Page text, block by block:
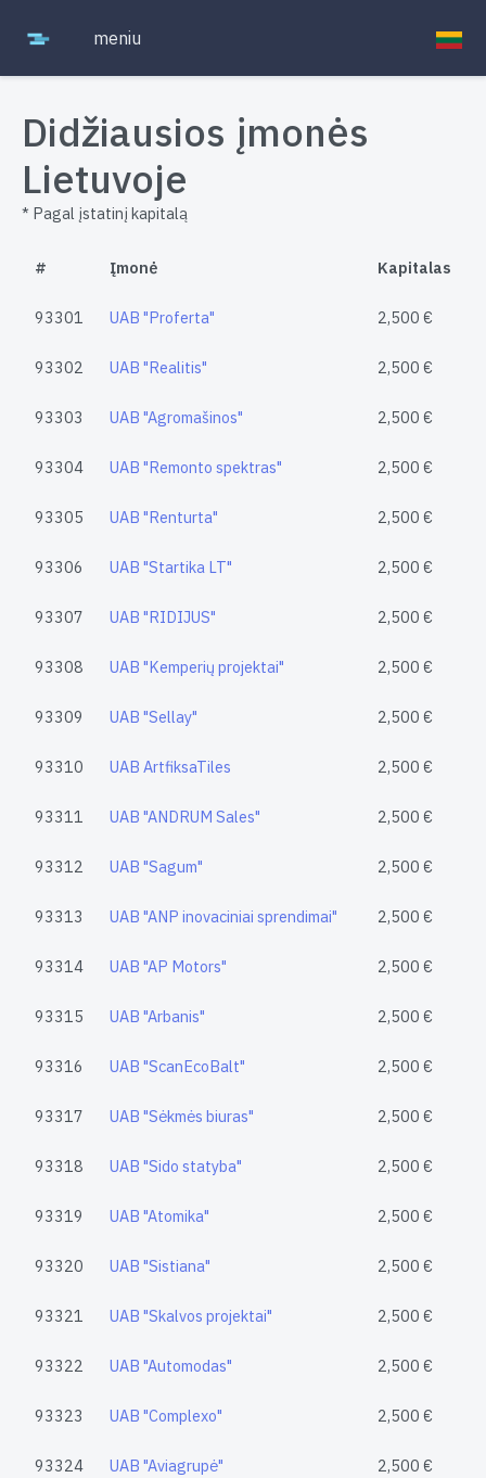
meniu
Didžiausios įmonės
Lietuvoje
* Pagal įstatinį kapitalą
# Įmonė Kapitalas
93301 UAB "Proferta" 2,500 €
93302 UAB "Realitis" 2,500 €
93303 UAB "Agromašinos" 2,500 €
93304 UAB "Remonto spektras" 2,500 €
93305 UAB "Renturta" 2,500 €
93306 UAB "Startika LT" 2,500 €
93307 UAB "RIDIJUS" 2,500 €
93308 UAB "Kemperių projektai" 2,500 €
93309 UAB "Sellay" 2,500 €
93310 UAB ArtfiksaTiles 2,500 €
93311 UAB "ANDRUM Sales" 2,500 €
93312 UAB "Sagum" 2,500 €
93313 UAB "ANP inovaciniai sprendimai" 2,500 €
93314 UAB "AP Motors" 2,500 €
93315 UAB "Arbanis" 2,500 €
93316 UAB "ScanEcoBalt" 2,500 €
93317 UAB "Sėkmės biuras" 2,500 €
93318 UAB "Sido statyba" 2,500 €
93319 UAB "Atomika" 2,500 €
93320 UAB "Sistiana" 2,500 €
93321 UAB "Skalvos projektai" 2,500 €
93322 UAB "Automodas" 2,500 €
93323 UAB "Complexo" 2,500 €
93324 UAB "Aviagrupė" 2,500 €